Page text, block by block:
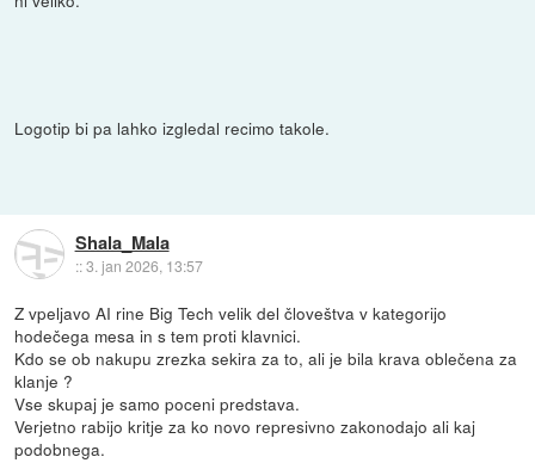
Logotip bi pa lahko izgledal recimo takole.
Shala_Mala
::3. jan 2026, 13:57
Z vpeljavo AI rine Big Tech velik del človeštva v kategorijo
hodečega mesa in s tem proti klavnici.
Kdo se ob nakupu zrezka sekira za to, ali je bila krava oblečena za
klanje ?
Vse skupaj je samo poceni predstava.
Verjetno rabijo kritje za ko novo represivno zakonodajo ali kaj
podobnega.